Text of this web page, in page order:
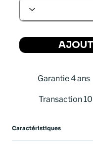
Caractéristiques
Garantie 4 ans
Transaction